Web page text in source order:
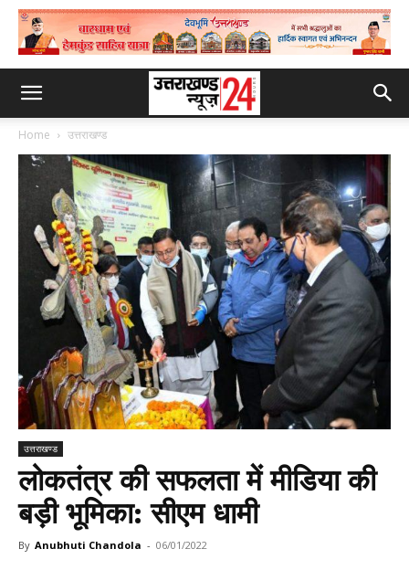
Home उत्तराखण्ड
उत्तराखण्ड
लोकतंत्र की सफलता में मीडिया की
बड़ी भूमिका: सीएम धामी
By Anubhuti Chandola - 06/01/2022